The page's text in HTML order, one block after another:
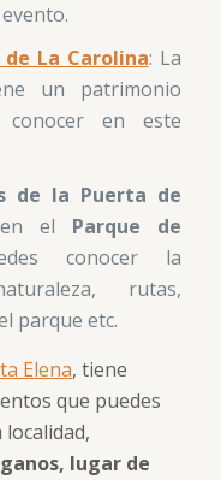
La Carolina: La
un patrimonio
conocer en este
de la Puerta de
el Parque de
conocer la
rutas,
parque etc.
Elena, tiene
que puedes
lugar de